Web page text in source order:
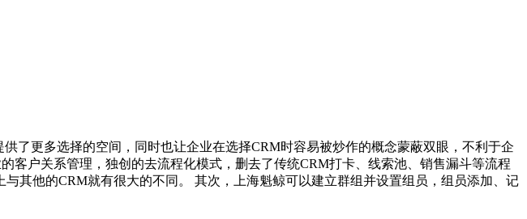
了更多选择的空间，同时也让企业在选择CRM时容易被炒作的概念蒙蔽双眼，不利于企
客户关系管理，独创的去流程化模式，删去了传统CRM打卡、线索池、销售漏斗等流程
其他的CRM就有很大的不同。 其次，上海魁鲸可以建立群组并设置组员，组员添加、记